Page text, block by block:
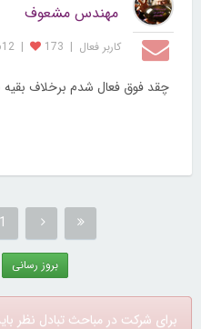
مهندس مشعوف
کاربر فعال |
173
|
612
چقد فوق فعال شدم برخلاف بقیه
1 از 1
برای شرکت در مباحث تبادل نظر